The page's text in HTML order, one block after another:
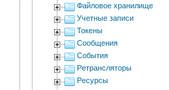
Файловое хранилище
Учетные записи
Токены
Сообщения
События
Ретрансляторы
Ресурсы